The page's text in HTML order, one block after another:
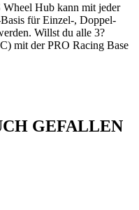
Hub kann mit jeder
für Einzel-, Doppel-
Willst du alle 3?
mit der PRO Racing Base
GEFALLEN